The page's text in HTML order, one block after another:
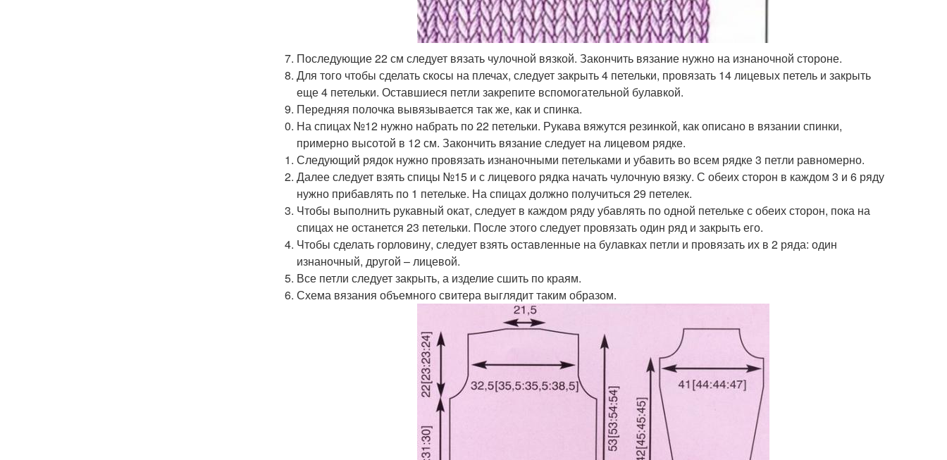
Последующие 22 см следует вязать чулочной вязкой. Закончить вязание нужно на изнаночной стороне.
Для того чтобы сделать скосы на плечах, следует закрыть 4 петельки, провязать 14 лицевых петель и закрыть
еще 4 петельки. Оставшиеся петли закрепите вспомогательной булавкой.
Передняя полочка вывязывается так же, как и спинка.
На спицах №12 нужно набрать по 22 петельки. Рукава вяжутся резинкой, как описано в вязании спинки,
примерно высотой в 12 см. Закончить вязание следует на лицевом рядке.
Следующий рядок нужно провязать изнаночными петельками и убавить во всем рядке 3 петли равномерно.
Далее следует взять спицы №15 и с лицевого рядка начать чулочную вязку. С обеих сторон в каждом 3 и 6 ряду
нужно прибавлять по 1 петельке. На спицах должно получиться 29 петелек.
Чтобы выполнить рукавный окат, следует в каждом ряду убавлять по одной петельке с обеих сторон, пока на
спицах не останется 23 петельки. После этого следует провязать один ряд и закрыть его.
Чтобы сделать горловину, следует взять оставленные на булавках петли и провязать их в 2 ряда: один
изнаночный, другой – лицевой.
Все петли следует закрыть, а изделие сшить по краям.
Схема вязания объемного свитера выглядит таким образом.